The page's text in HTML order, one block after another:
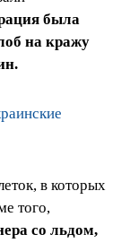
была
на кражу
в которых
того,
со льдом,